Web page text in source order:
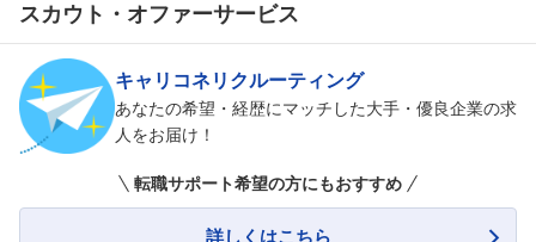
フォローしました
こちらの企業もフォローしませんか？
スカウト・オファーサービス
キャリコネリクルーティング
あなたの希望・経歴にマッチした大手・優良企業の求
人をお届け！
転職サポート希望の方にもおすすめ
詳しくはこちら